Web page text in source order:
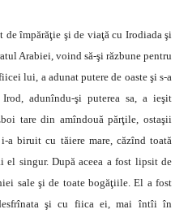
de împărăţie şi de viaţă cu Irodiada şi
Arabiei, voind să-şi răzbune pentru
lui, a adunat putere de oaste şi s-a
adunîndu-şi puterea sa, a ieşit
tare din amîndouă părţile, ostaşii
biruit cu tăiere mare, căzînd toată
el singur. După aceea a fost lipsit de
sale şi de toate bogăţiile. El a fost
şi cu fiica ei, mai întîi în